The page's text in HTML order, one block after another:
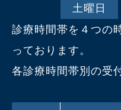
土曜日
診療時間帯を４つの
っております。
各診療時間帯別の受